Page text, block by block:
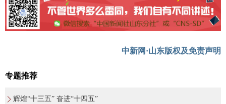
中新网·山东版权及免责声明
专题推荐
辉煌“十三五” 奋进“十四五”